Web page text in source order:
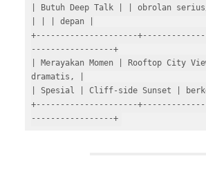
| Butuh Deep Talk | | obrolan serius/
| | | depan |
+---------------------
-----------------+
| Merayakan Momen | Rooftop City
dramatis, |
| Spesial | Cliff-side Sunset |
+---------------------